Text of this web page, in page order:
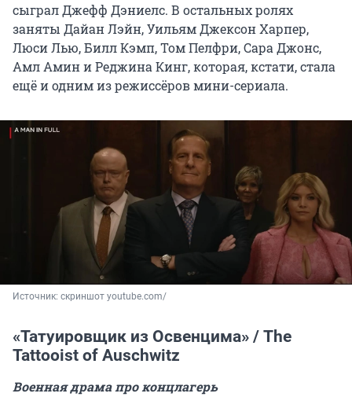
сыграл Джефф Дэниелс. В остальных ролях
заняты Дайан Лэйн, Уильям Джексон Харпер,
Люси Лью, Билл Кэмп, Том Пелфри, Сара Джонс,
Амл Амин и Реджина Кинг, которая, кстати, стала
ещё и одним из режиссёров мини-сериала.
Источник: скриншот youtube.com/
«Татуировщик из Освенцима» / The
Tattooist of Auschwitz
Военная драма про концлагерь